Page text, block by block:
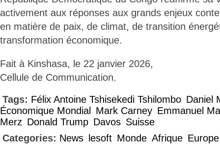
activement aux réponses aux grands enjeux
en matière de paix, de climat, de transition
transformation économique.
Fait à Kinshasa, le 22 janvier 2026,
Cellule de Communication.
Tags: Félix Antoine Tshisekedi Tshilombo Daniel
Économique Mondial
Mark Carney Emmanuel
Merz Donald Trump Davos Suisse
Categories: News lesoft Monde Afrique Europe